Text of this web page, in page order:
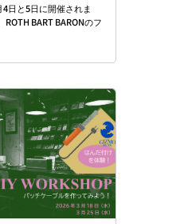
日と5日に開催されま
BART BARONのフ